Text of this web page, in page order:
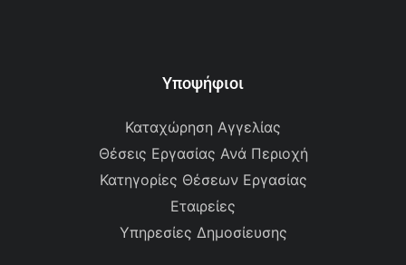
Υποψήφιοι
Καταχώρηση Αγγελίας
Θέσεις Εργασίας Ανά Περιοχή
Κατηγορίες Θέσεων Εργασίας
Εταιρείες
Υπηρεσίες Δημοσίευσης